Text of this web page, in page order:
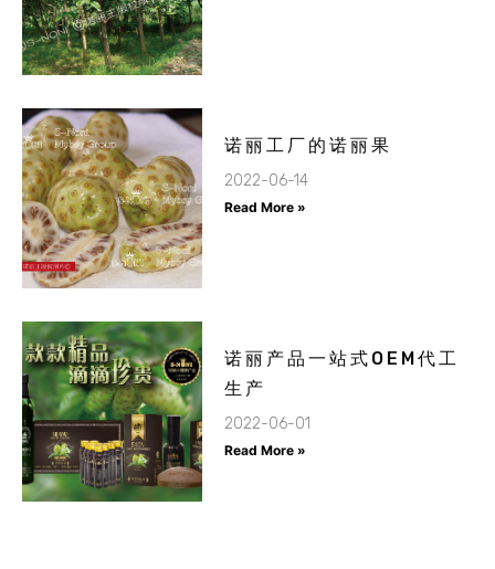
诺丽工厂的诺丽果
2022-06-14
Read More »
诺丽产品一站式OEM代工
生产
2022-06-01
Read More »